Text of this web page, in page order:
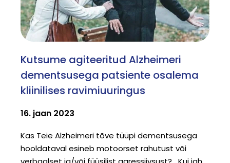
Kutsume agiteeritud Alzheimeri
dementsusega patsiente osalema
kliinilises ravimiuuringus
16. jaan 2023
Kas Teie Alzheimeri tõve tüüpi dementsusega
hooldataval esineb motoorset rahutust või